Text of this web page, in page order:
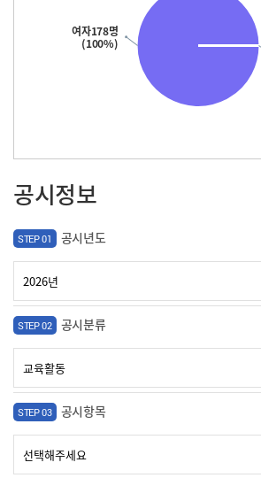
여자178명
(100%)
공시정보
STEP 01 공시년도
STEP 02 공시분류
STEP 03 공시항목